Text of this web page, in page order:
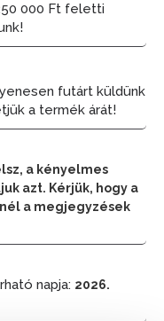
000 Ft feletti
futárt küldünk
a termék árát!
a kényelmes
azt. Kérjük, hogy a
a megjegyzések
napja: 2026.